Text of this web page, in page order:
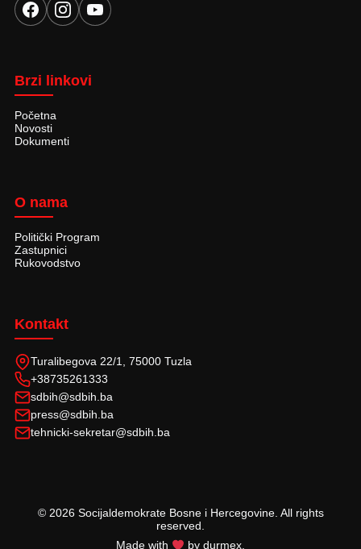
Brzi linkovi
Početna
Novosti
Dokumenti
O nama
Politički Program
Zastupnici
Rukovodstvo
Kontakt
Turalibegova 22/1, 75000 Tuzla
+38735261333
sdbih@sdbih.ba
press@sdbih.ba
tehnicki-sekretar@sdbih.ba
© 2026 Socijaldemokrate Bosne i Hercegovine. All rights
reserved.
Made with
by durmex.